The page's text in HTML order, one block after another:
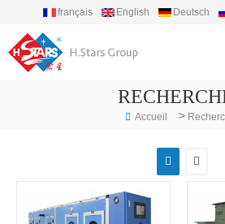
français English Deutsch
Accueil >